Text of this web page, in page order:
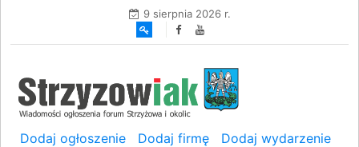
9 sierpnia 2026 r.
Dodaj ogłoszenie Dodaj firmę
Dodaj wydarzenie